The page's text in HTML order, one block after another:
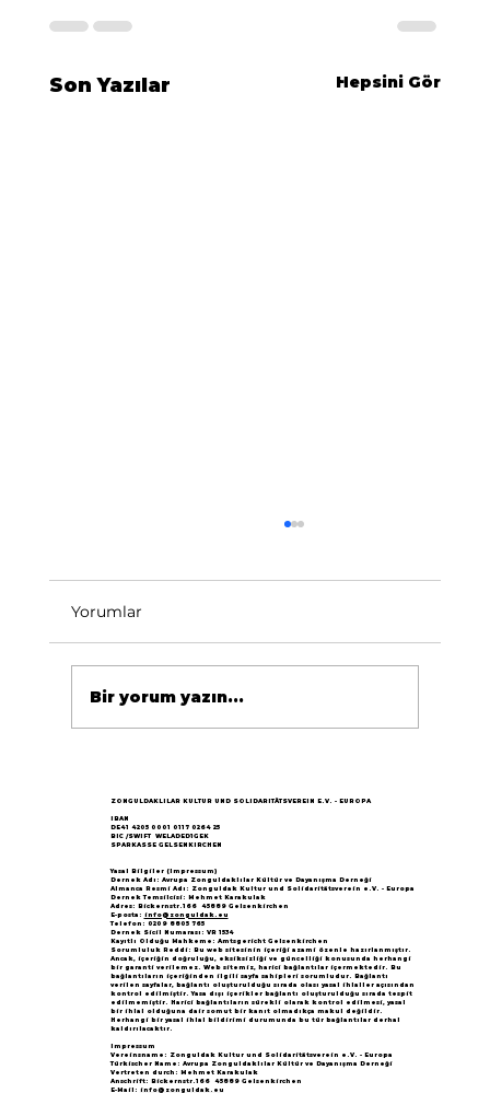
Son Yazılar Hepsini Gör
büyük yankı uyandırdı...
Yorumlar
Bir yorum yazın...
ZONGULDAKLILAR KULTUR UND SOLIDARITÄTSVEREIN E.V. - EUROPA
IBAN
DE41 4205 0001 0117 0264 25
BIC /SWIFT WELADED1GEK
SPARKASSE GELSENKIRCHEN
Yasal Bilgiler (Impressum)
Dernek Adı: Avrupa Zonguldaklılar Kültür ve Dayanışma Derneği
Almanca Resmi Adı: Zonguldak Kultur und Solidaritätsverein e.V. - Europa
Dernek Temsilcisi: Mehmet Karakulak
Adres: Bickernstr.166 45889 Gelsenkirchen
E-posta: info@zonguldak.eu
Telefon: 0209 8805 765
Dernek Sicil Numarası: VR 1534
Kayıtlı Olduğu Mahkeme: Amtsgericht Gelsenkirchen
Sorumluluk Reddi: Bu web sitesinin içeriği azami özenle hazırlanmıştır.
Ancak, içeriğin doğruluğu, eksiksizliği ve güncelliği konusunda herhangi
bir garanti verilemez. Web sitemiz, harici bağlantılar içermektedir. Bu
bağlantıların içeriğinden ilgili sayfa sahipleri sorumludur. Bağlantı
verilen sayfalar, bağlantı oluşturulduğu sırada olası yasal ihlaller açısından
kontrol edilmiştir. Yasa dışı içerikler bağlantı oluşturulduğu sırada tespit
edilmemiştir. Harici bağlantıların sürekli olarak kontrol edilmesi, yasal
bir ihlal olduğuna dair somut bir kanıt olmadıkça makul değildir.
Herhangi bir yasal ihlal bildirimi durumunda bu tür bağlantılar derhal
kaldırılacaktır.
Impressum
Vereinsname: Zonguldak Kultur und Solidaritätsverein e.V. - Europa
Türkischer Name: Avrupa Zonguldaklılar Kültür ve Dayanışma Derneği
Vertreten durch: Mehmet Karakulak
Anschrift: Bickernstr.166 45889 Gelsenkirchen
E-Mail: info@zonguldak.eu